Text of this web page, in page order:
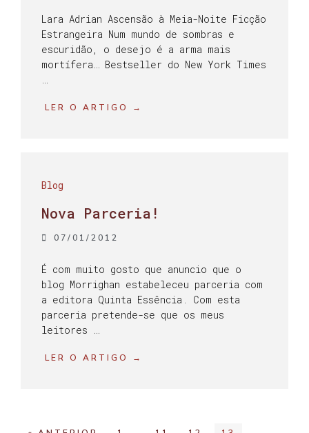
Lara Adrian Ascensão à Meia-Noite Ficção
Estrangeira Num mundo de sombras e
escuridão, o desejo é a arma mais
mortífera… Bestseller do New York Times
…
LER O ARTIGO →
Blog
Nova Parceria!
07/01/2012
É com muito gosto que anuncio que o
blog Morrighan estabeleceu parceria com
a editora Quinta Essência. Com esta
parceria pretende-se que os meus
leitores …
LER O ARTIGO →